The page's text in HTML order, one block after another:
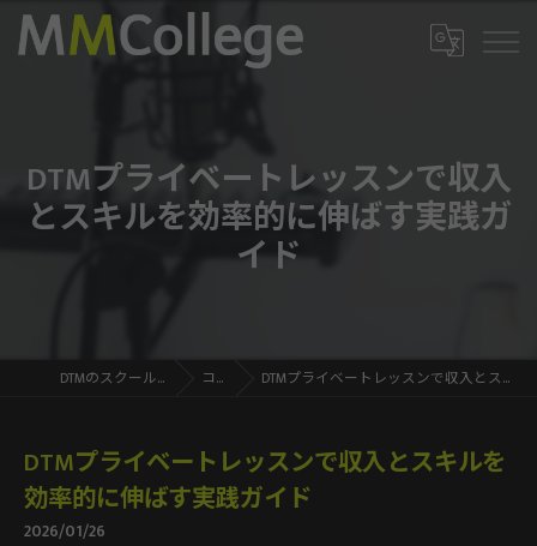
DTMプライベートレッスンで収入
とスキルを効率的に伸ばす実践ガ
イド
DTMのスクールならMMCollege コラム DTMプライベートレッスンで収入とスキルを効率的に伸ばす実践ガイド
DTMプライベートレッスンで収入とスキルを
効率的に伸ばす実践ガイド
2026/01/26